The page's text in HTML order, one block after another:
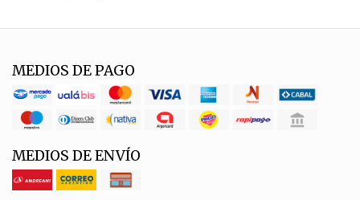
MEDIOS DE PAGO
MEDIOS DE ENVÍO